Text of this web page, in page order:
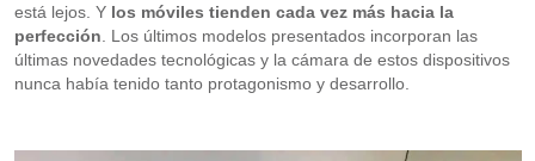
está lejos. Ylos móviles tienden cada vez más hacia la
perfección. Los últimos modelos presentados incorporan las
últimas novedades tecnológicas y la cámara de estos dispositivos
nunca había tenido tanto protagonismo y desarrollo.